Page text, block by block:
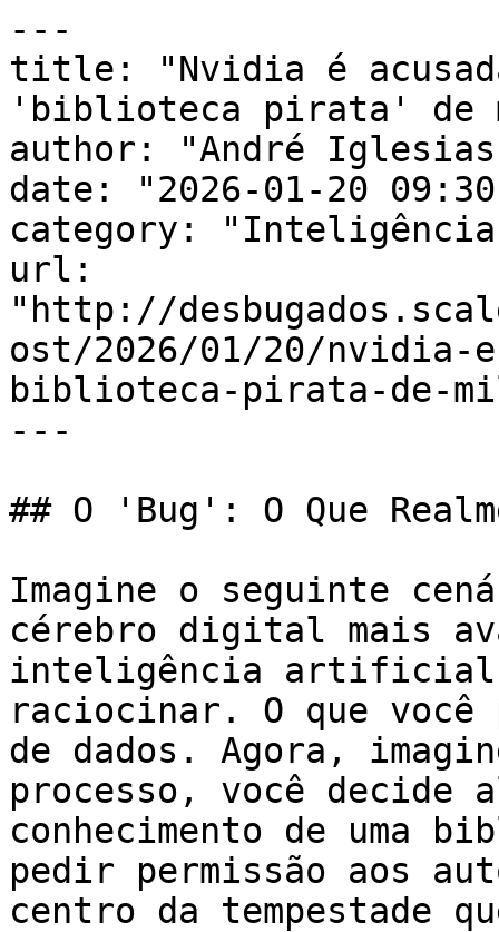
---
title: "Nvidia é
'biblioteca pirata' de
author: "André
date: "2026-01-20
category:
url:
"http://
ost/2026/01/20/nvidia-
biblioteca-pirata-de-
---
## O 'Bug': O Que
Imagine o seguinte
cérebro digital mais
inteligência artificial
raciocinar. O que você
de dados. Agora,
processo, você decide
conhecimento de uma
pedir permissão aos
centro da tempestade